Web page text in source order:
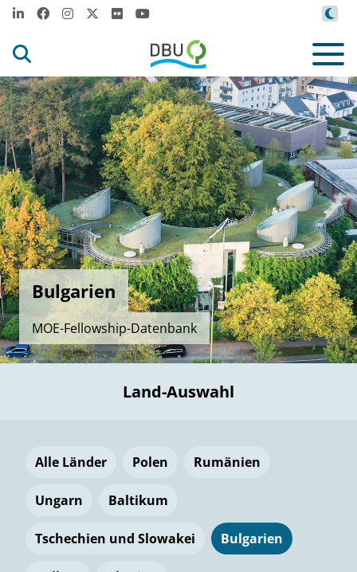
Bulgarien
MOE-Fellowship-Datenbank
Land-Auswahl
Alle Länder Polen Rumänien
Ungarn Baltikum
Tschechien und Slowakei Bulgarien